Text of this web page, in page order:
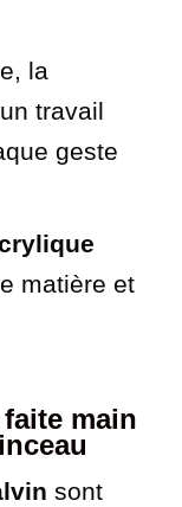
la
travail
geste
matière et
main
sont